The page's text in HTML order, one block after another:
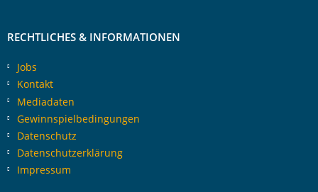
RECHTLICHES & INFORMATIONEN
Jobs
Kontakt
Mediadaten
Gewinnspielbedingungen
Datenschutz
Datenschutzerklärung
Impressum